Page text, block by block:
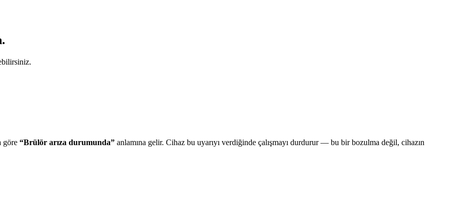
göre “Brülör arıza durumunda” anlamına gelir. Cihaz bu uyarıyı verdiğinde çalışmayı durdurur — bu bir bozulma değil, cihazın